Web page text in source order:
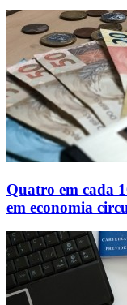
Quatro em cada
em economia